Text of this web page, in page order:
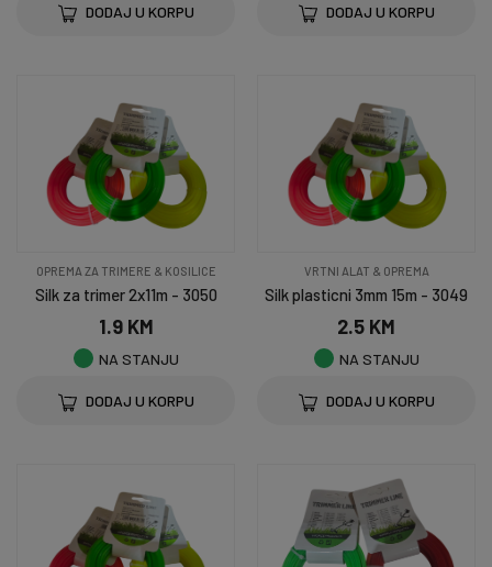
DODAJ U KORPU DODAJ U KORPU
OPREMA ZA TRIMERE & KOSILICE
Silk za trimer 2x11m - 3050
1.9 KM
NA STANJU
DODAJ U KORPU
VRTNI ALAT & OPREMA
Silk plasticni 3mm 15m - 3049
2.5 KM
NA STANJU
DODAJ U KORPU